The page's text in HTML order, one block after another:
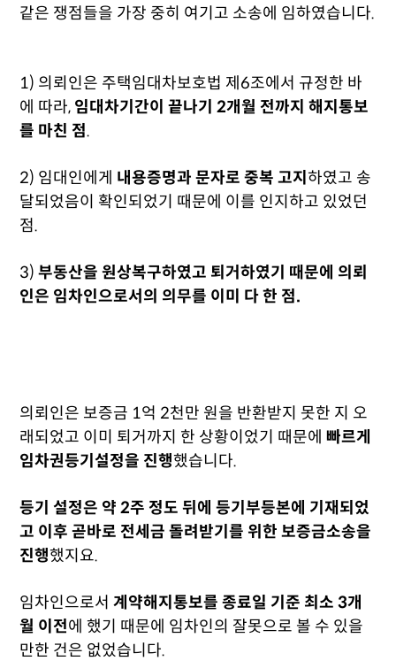
같은 쟁점들을 가장 중히 여기고 소송에 임하였습니다.
1) 의뢰인은 주택임대차보호법 제6조에서 규정한 바
에 따라, 임대차기간이 끝나기 2개월 전까지 해지통보
를 마친 점.
2) 임대인에게 내용증명과 문자로 중복 고지하였고 송
달되었음이 확인되었기 때문에 이를 인지하고 있었던
점.
3)부동산을 원상복구하였고 퇴거하였기 때문에 의뢰
인은 임차인으로서의 의무를 이미 다 한 점.
의뢰인은 보증금 1억 2천만 원을 반환받지 못한 지 오
래되었고 이미 퇴거까지 한 상황이었기 때문에빠르게
임차권등기설정을 진행했습니다.
등기 설정은 약 2주 정도 뒤에 등기부등본에 기재되었
고 이후 곧바로 전세금 돌려받기를 위한 보증금소송을
진행했지요.
임차인으로서계약해지통보를 종료일 기준 최소 3개
월 이전에 했기 때문에 임차인의 잘못으로 볼 수 있을
만한 건은 없었습니다.